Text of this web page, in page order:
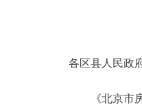
各区县人民政
《北京市房